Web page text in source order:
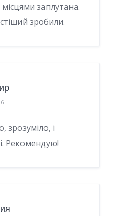
місцями заплутана.
зробили.
зрозуміло, і
Рекомендую!